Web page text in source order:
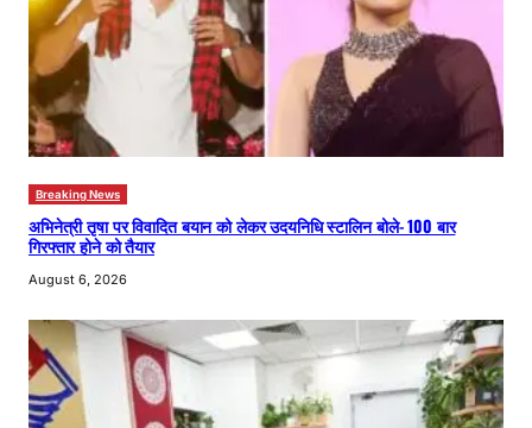
Breaking News
अभिनेत्री तृषा पर विवादित बयान को लेकर उदयनिधि स्टालिन बोले- 100 बार
गिरफ्तार होने को तैयार
August 6, 2026